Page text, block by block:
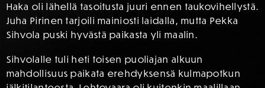
Haka oli lähellä tasoitusta juuri ennen taukovihellystä.
Juha Pirinen tarjoili mainiosti laidalla, mutta Pekka
Sihvola puski hyvästä paikasta yli maalin.
Sihvolalle tuli heti toisen puoliajan alkuun
mahdollisuus paikata erehdyksensä kulmapotkun